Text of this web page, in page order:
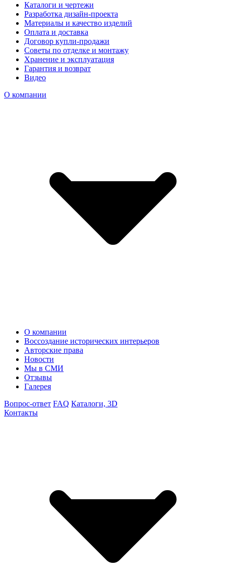
Каталоги и чертежи
Разработка дизайн-проекта
Материалы и качество изделий
Оплата и доставка
Договор купли-продажи
Советы по отделке и монтажу
Хранение и эксплуатация
Гарантия и возврат
Видео
О компании
О компании
Воссоздание исторических интерьеров
Авторские права
Новости
Мы в СМИ
Отзывы
Галерея
Вопрос-ответ FAQ Каталоги, 3D
Контакты